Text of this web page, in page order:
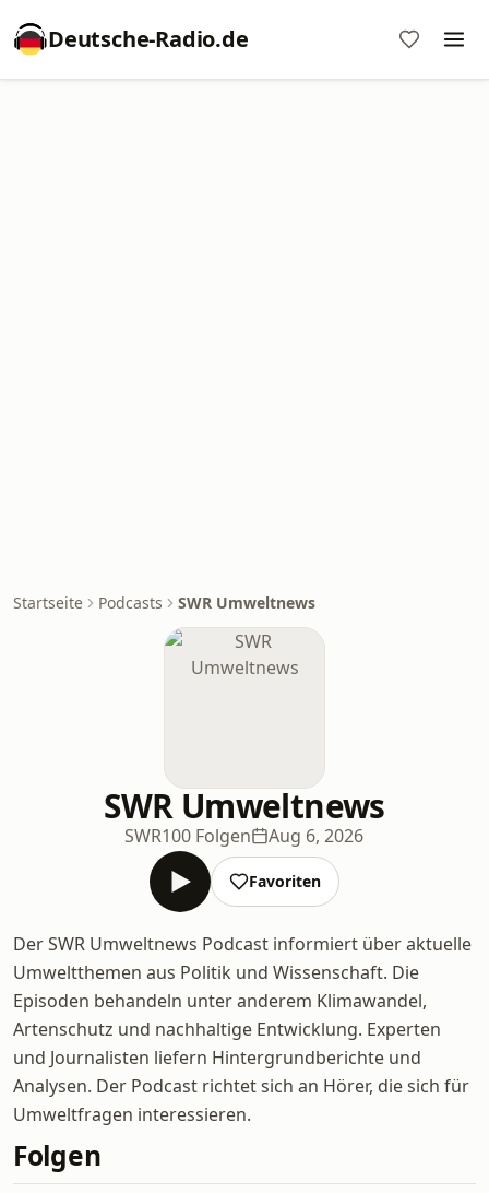
Deutsche-Radio.de
Startseite Podcasts SWR Umweltnews
SWR Umweltnews
SWR100 Folgen Aug 6, 2026
Favoriten
Der SWR Umweltnews Podcast informiert über aktuelle
Umweltthemen aus Politik und Wissenschaft. Die
Episoden behandeln unter anderem Klimawandel,
Artenschutz und nachhaltige Entwicklung. Experten
und Journalisten liefern Hintergrundberichte und
Analysen. Der Podcast richtet sich an Hörer, die sich für
Umweltfragen interessieren.
Folgen